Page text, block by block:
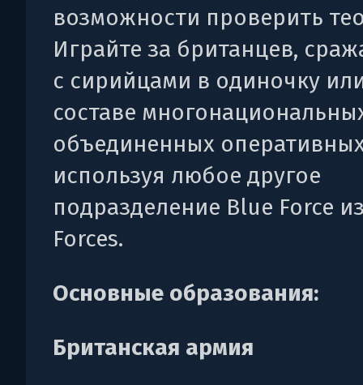
возможности проверить
Играйте за британцев,
с сирийцами в одиночку
составе
объединенных
используя любое другое
подразделение Blue Force
Forces.
Основные образования:
Британская армия